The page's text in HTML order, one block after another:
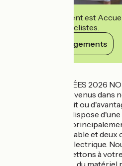
Cet établissement est
accueillir des cyclistes.
Voir ses engagements
À NOTER : DONNÉES 2026
Vous êtes les bienvenus
pour une seule nuit ou
premier étage et dispose
Vous y trouverez
une armoire, une table et
et une bouilloire électrique.
Accueil Vélo et mettons à
garage à la maison, du